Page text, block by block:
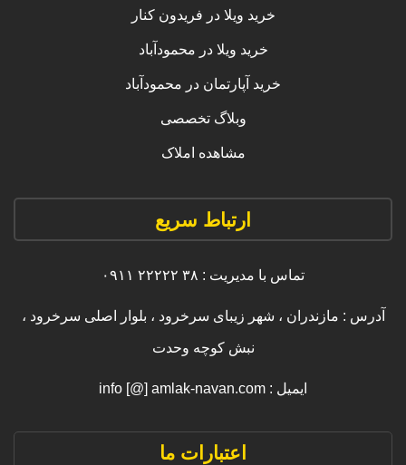
خرید ویلا در فریدون کنار
خرید ویلا در محمودآباد
خرید آپارتمان در محمودآباد
وبلاگ تخصصی
مشاهده املاک
ارتباط سریع
تماس با مدیریت : ۳۸ ۲۲۲۲۲ ۰۹۱۱
آدرس : مازندران ، شهر زیبای سرخرود ، بلوار اصلی سرخرود ،
نبش کوچه وحدت
ایمیل : info [@] amlak-navan.com
اعتبارات ما